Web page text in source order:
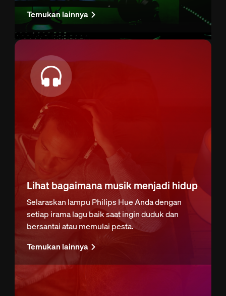
Temukan lainnya
Lihat bagaimana musik menjadi hidup
Selaraskan lampu Philips Hue Anda dengan
setiap irama lagu baik saat ingin duduk dan
bersantai atau memulai pesta.
Temukan lainnya